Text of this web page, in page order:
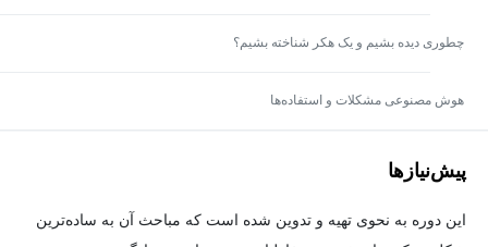
چطوری دیده بشیم و یک هکر شناخته بشیم؟
هوش مصنوعی مشکلات و استفاده‌ها
پیش‌نیاز‌ها
این دوره به نحوی تهیه و تدوین شده است که مباحث آن به ساده‌ترین